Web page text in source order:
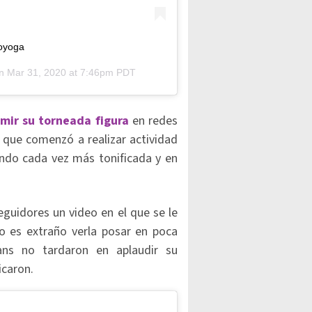
Mar 31, 2020 at 7:46pm PDT
su torneada figura en redes
comenzó a realizar actividad
cada vez más tonificada y en
un video en el que se le
es extraño verla posar en poca
no tardaron en aplaudir su